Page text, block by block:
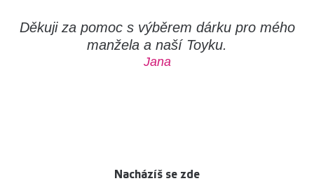
Děkuji za pomoc s výběrem dárku pro mého
manžela a naší Toyku.
Jana
Nacházíš se zde